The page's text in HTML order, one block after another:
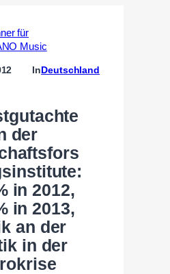
InDeutschland
der
in 2012,
in 2013,
an der
in der